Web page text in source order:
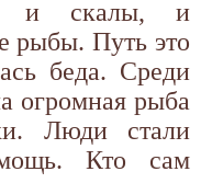
и скалы, и
рыбы. Путь это
беда. Среди
огромная рыба
Люди стали
Кто сам